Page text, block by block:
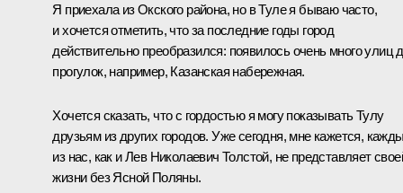
Я приехала из Окского района, но в Туле я бываю часто,
и хочется отметить, что за последние годы город
действительно преобразился: появилось очень много улиц
прогулок, например, Казанская набережная.
Хочется сказать, что с гордостью я могу показывать Тулу
друзьям из других городов. Уже сегодня, мне кажется,
из нас, как и Лев Николаевич Толстой, не представляет
жизни без Ясной Поляны.